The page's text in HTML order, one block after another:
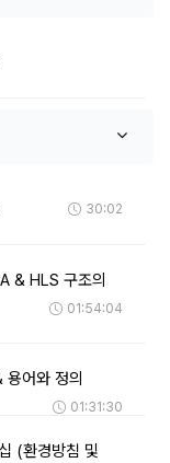
30:02
& HLS 구조의
01:54:04
어와 정의
01:31:30
(환경방침 및